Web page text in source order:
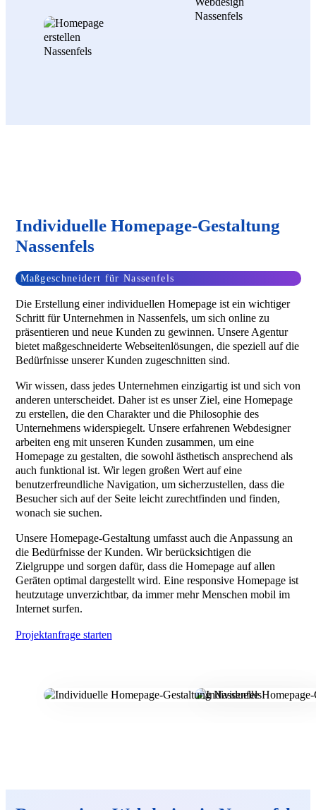
Individuelle Homepage-Gestaltung
Nassenfels
Maßgeschneidert für Nassenfels
Die Erstellung einer individuellen Homepage ist ein wichtiger
Schritt für Unternehmen in Nassenfels, um sich online zu
präsentieren und neue Kunden zu gewinnen. Unsere Agentur
bietet maßgeschneiderte Webseitenlösungen, die speziell auf die
Bedürfnisse unserer Kunden zugeschnitten sind.
Wir wissen, dass jedes Unternehmen einzigartig ist und sich von
anderen unterscheidet. Daher ist es unser Ziel, eine Homepage
zu erstellen, die den Charakter und die Philosophie des
Unternehmens widerspiegelt. Unsere erfahrenen Webdesigner
arbeiten eng mit unseren Kunden zusammen, um eine
Homepage zu gestalten, die sowohl ästhetisch ansprechend als
auch funktional ist. Wir legen großen Wert auf eine
benutzerfreundliche Navigation, um sicherzustellen, dass die
Besucher sich auf der Seite leicht zurechtfinden und finden,
wonach sie suchen.
Unsere Homepage-Gestaltung umfasst auch die Anpassung an
die Bedürfnisse der Kunden. Wir berücksichtigen die
Zielgruppe und sorgen dafür, dass die Homepage auf allen
Geräten optimal dargestellt wird. Eine responsive Homepage ist
heutzutage unverzichtbar, da immer mehr Menschen mobil im
Internet surfen.
Projektanfrage starten